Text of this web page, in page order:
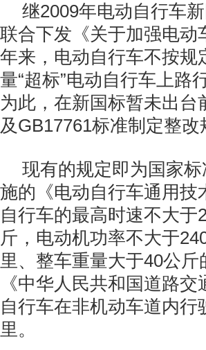
继2009年电动自行车
联合下发《关于加强电
年来，电动自行车不按
量“超标”电动自行车上路
为此，在新国标暂未出
及GB17761标准制定整改
现有的规定即为国家
施的《电动自行车通用
自行车的最高时速不大
斤，电动机功率不大于
里、整车重量大于40公
《中华人民共和国道路
自行车在非机动车道内
里。